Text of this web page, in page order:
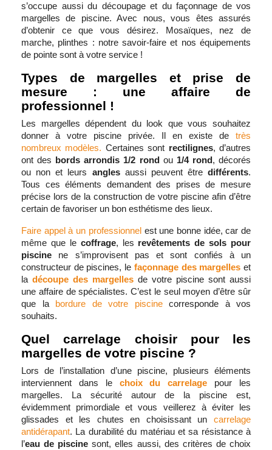
s’occupe aussi du découpage et du façonnage de vos
margelles de piscine. Avec nous, vous êtes assurés
d’obtenir ce que vous désirez. Mosaïques, nez de
marche, plinthes : notre savoir-faire et nos équipements
de pointe sont à votre service !
Types de margelles et prise de
mesure : une affaire de
professionnel !
Les margelles dépendent du look que vous souhaitez
donner à votre piscine privée. Il en existe de très
nombreux modèles. Certaines sont rectilignes, d’autres
ont des bords arrondis 1/2 rondou 1/4 rond, décorés
ou non et leurs anglesaussi peuvent être différents.
Tous ces éléments demandent des prises de mesure
précise lors de la construction de votre piscine afin d’être
certain de favoriser un bon esthétisme des lieux.
Faire appel à un professionnelest une bonne idée, car de
même que le coffrage, les revêtements de sols pour
piscine ne s’improvisent pas et sont confiés à un
constructeur de piscines, le façonnage des margelles et
la découpe des margelles de votre piscine sont aussi
une affaire de spécialistes. C’est le seul moyen d’être sûr
que la bordure de votre piscinecorresponde à vos
souhaits.
Quel carrelage choisir pour les
margelles de votre piscine ?
Lors de l’installation d’une piscine, plusieurs éléments
interviennent dans le choix du carrelage pour les
margelles. La sécurité autour de la piscine est,
évidemment primordiale et vous veillerez à éviter les
glissades et les chutes en choisissant un carrelage
antidérapant. La durabilité du matériau et sa résistance à
l’eau de piscine sont, elles aussi, des critères de choix